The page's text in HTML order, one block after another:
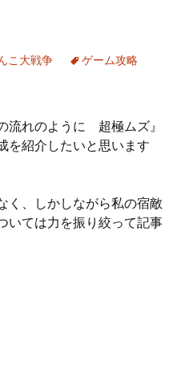
こ大戦争 ゲーム攻略
流れのように 超極ムズ』
を紹介したいと思います
く、しかしながら私の宿敵
いては力を振り絞って記事
アビスステージ ほの暗い